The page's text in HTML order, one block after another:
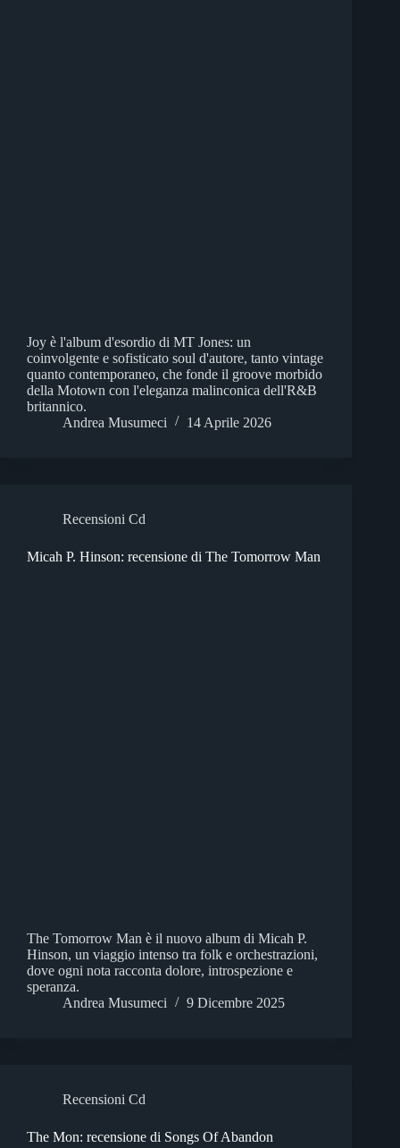
Joy è l'album d'esordio di MT Jones: un
coinvolgente e sofisticato soul d'autore, tanto vintage
quanto contemporaneo, che fonde il groove morbido
della Motown con l'eleganza malinconica dell'R&B
britannico.
Andrea Musumeci
14 Aprile 2026
Recensioni Cd
Micah P. Hinson: recensione di The Tomorrow Man
The Tomorrow Man è il nuovo album di Micah P.
Hinson, un viaggio intenso tra folk e orchestrazioni,
dove ogni nota racconta dolore, introspezione e
speranza.
Andrea Musumeci
9 Dicembre 2025
Recensioni Cd
The Mon: recensione di Songs Of Abandon